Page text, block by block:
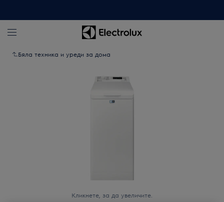
Бяла техника и уреди за дома
Кликнете, за да увеличите.